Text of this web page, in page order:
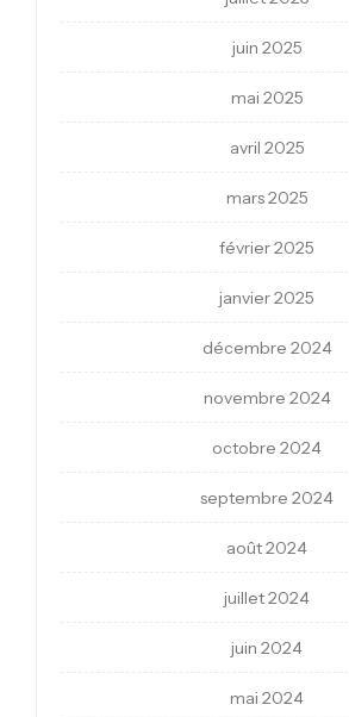
juin 2025
mai 2025
avril 2025
mars 2025
février 2025
janvier 2025
décembre 2024
novembre 2024
octobre 2024
septembre 2024
août 2024
juillet 2024
juin 2024
mai 2024